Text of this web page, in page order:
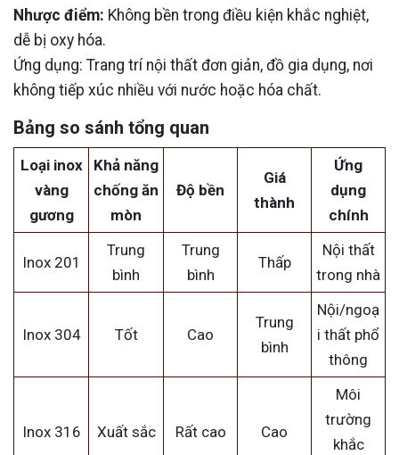
Nhược điểm: Không bền trong điều kiện khắc nghiệt,
dễ bị oxy hóa.
Ứng dụng: Trang trí nội thất đơn giản, đồ gia dụng, nơi
không tiếp xúc nhiều với nước hoặc hóa chất.
Bảng so sánh tổng quan
Loại inox
vàng
gương
Khả năng
chống ăn
mòn
Độ bền
Giá
thành
Ứng
dụng
chính
Inox 201
Trung
bình
Trung
bình
Thấp
Nội thất
trong nhà
Inox 304 Tốt Cao
Trung
bình
Nội/ngoạ
i thất phổ
thông
Inox 316 Xuất sắc Rất cao Cao
Môi
trường
khắc